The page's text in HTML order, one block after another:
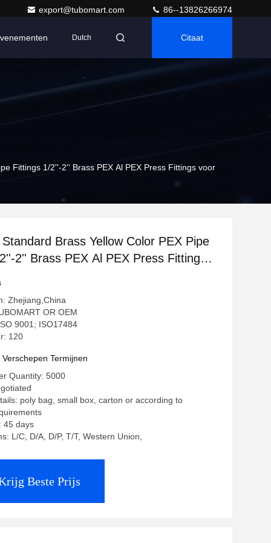
export@tubomart.com 86--13826266974
Dutch Citaat
Fittings 1/2''-2'' Brass PEX Al PEX Press Fittings voor
Brass Yellow Color PEX Pipe
2'' Brass PEX Al PEX Press Fittings
Zhejiang,China
OR OEM
9001; ISO17484
120
Termijnen
Quantity: 5000
poly bag, small box, carton or according to
45 days
L/C, D/A, D/P, T/T, Western Union,
Beste Prijs